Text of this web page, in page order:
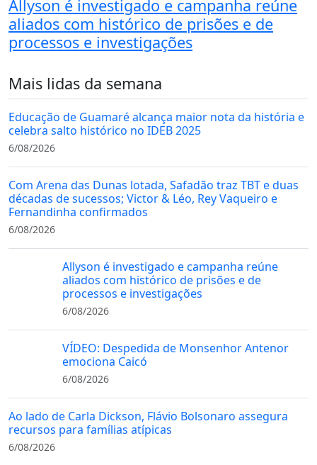
Allyson é investigado e campanha reúne
aliados com histórico de prisões e de
processos e investigações
Mais lidas da semana
Educação de Guamaré alcança maior nota da história e
celebra salto histórico no IDEB 2025
6/08/2026
Com Arena das Dunas lotada, Safadão traz TBT e duas
décadas de sucessos; Victor & Léo, Rey Vaqueiro e
Fernandinha confirmados
6/08/2026
Allyson é investigado e campanha reúne
aliados com histórico de prisões e de
processos e investigações
6/08/2026
VÍDEO: Despedida de Monsenhor Antenor
emociona Caicó
6/08/2026
Ao lado de Carla Dickson, Flávio Bolsonaro assegura
recursos para famílias atípicas
6/08/2026